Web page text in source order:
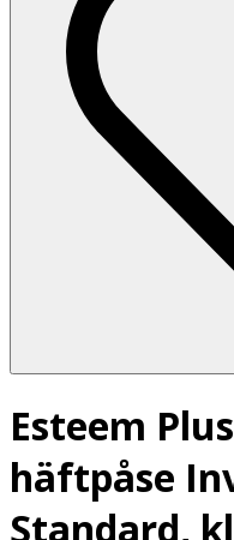
Esteem
häftpåse
Standard,